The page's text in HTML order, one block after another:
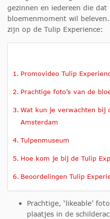
gezinnen en iedereen die dat
bloemenmoment wil
zijn op de Tulip Experience:
Promovideo Tulip
Prachtige foto’s van de
Wat kun je verwachten bij
Amsterdam
Tulpenmuseum
Hoe kom je bij de Tulip
Beoordelingen Tulip
Prachtige, ‘likeable’
plaatjes in de